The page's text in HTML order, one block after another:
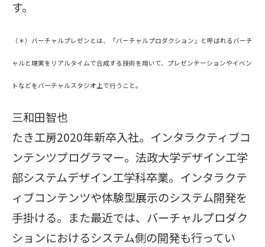
す。
（＊）バーチャルプレゼンとは、「バーチャルプロダクション」と呼ばれるバーチ
ャルと現実をリアルタイムで合成する技術を用いて、プレゼンテーションやイベン
トなどをバーチャルスタジオ上で行うこと。
三和田智也
たき工房2020年新卒入社。インタラクティブコ
ンテンツプログラマー。法政大学デザイン工学
部システムデザイン工学科卒業。インタラクテ
ィブコンテンツや体験型展示のシステム開発を
手掛ける。また最近では、バーチャルプロダク
ションにおけるシステム側の開発も行ってい